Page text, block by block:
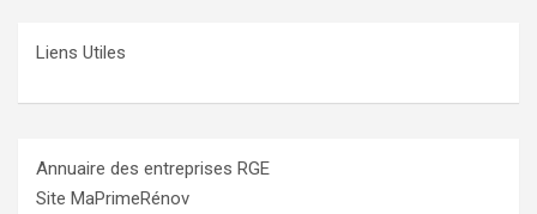
Liens Utiles
Annuaire des entreprises RGE
Site MaPrimeRénov